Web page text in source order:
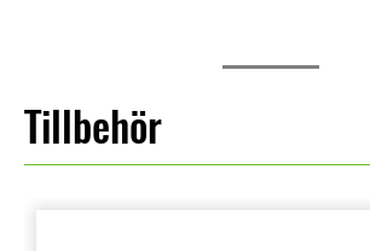
Tillbehör